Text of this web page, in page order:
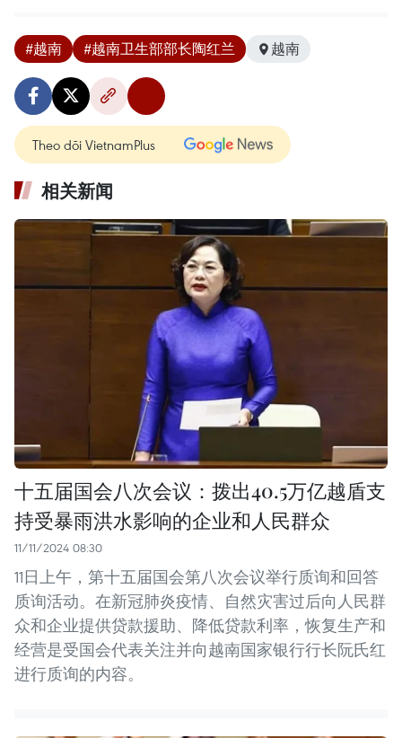
#越南 #越南卫生部部长陶红兰 越南
Theo dõi VietnamPlus
相关新闻
十五届国会八次会议：拨出40.5万亿越盾支
持受暴雨洪水影响的企业和人民群众
11/11/2024 08:30
11日上午，第十五届国会第八次会议举行质询和回答
质询活动。在新冠肺炎疫情、自然灾害过后向人民群
众和企业提供贷款援助、降低贷款利率，恢复生产和
经营是受国会代表关注并向越南国家银行行长阮氏红
进行质询的内容。